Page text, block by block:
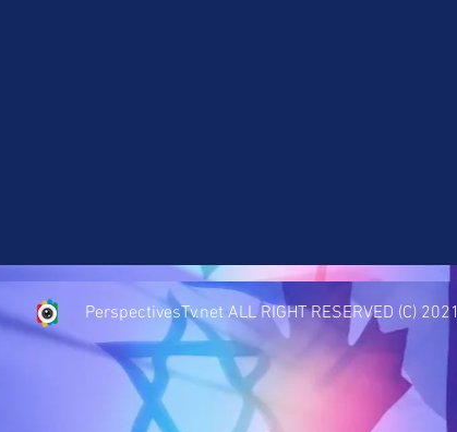
PerspectivesTv.net ALL RIGHT RESERVED (C) 2021